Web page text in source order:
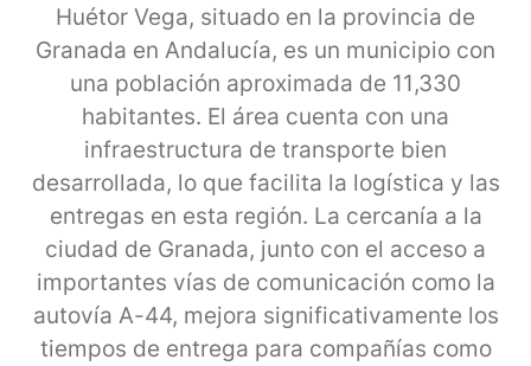
Huétor Vega, situado en la provincia de
Granada en Andalucía, es un municipio con
una población aproximada de 11,330
habitantes. El área cuenta con una
infraestructura de transporte bien
desarrollada, lo que facilita la logística y las
entregas en esta región. La cercanía a la
ciudad de Granada, junto con el acceso a
importantes vías de comunicación como la
autovía A-44, mejora significativamente los
tiempos de entrega para compañías como